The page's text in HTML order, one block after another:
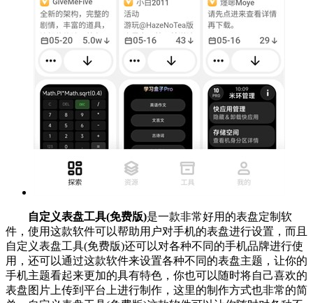
自定义表盘工具(免费版)是一款非常好用的表盘定制软
件，使用这款软件可以帮助用户对手机的表盘进行设置，而且
自定义表盘工具(免费版)还可以对各种不同的手机品牌进行使
用，还可以通过这款软件来设置各种不同的表盘主题，让你的
手机主题看起来更加的具有特色，你也可以随时将自己喜欢的
表盘图片上传到平台上进行制作，这里的制作方式也非常的简